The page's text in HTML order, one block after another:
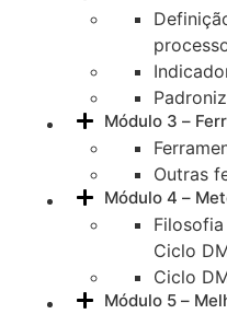
Módulo 3 –
Outras
Módulo 4 –
Ciclo
Ciclo
Módulo 5 –